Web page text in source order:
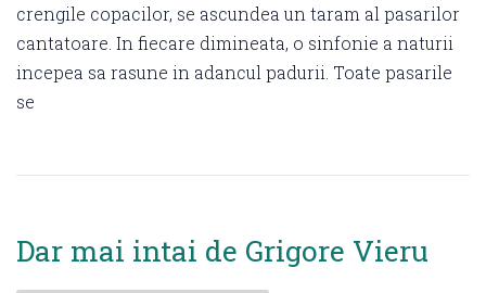
crengile copacilor, se ascundea un taram al pasarilor
cantatoare. In fiecare dimineata, o sinfonie a naturii
incepea sa rasune in adancul padurii. Toate pasarile
se
Dar mai intai de Grigore Vieru